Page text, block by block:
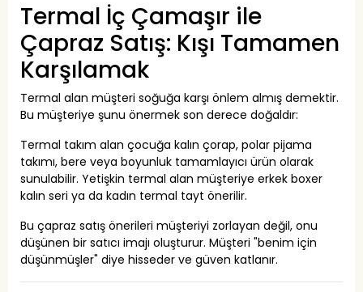
Termal İç Çamaşır ile
Çapraz Satış: Kışı Tamamen
Karşılamak
Termal alan müşteri soğuğa karşı önlem almış demektir.
Bu müşteriye şunu önermek son derece doğaldır:
Termal takım alan çocuğa kalın çorap, polar pijama
takımı, bere veya boyunluk tamamlayıcı ürün olarak
sunulabilir. Yetişkin termal alan müşteriye erkek boxer
kalın seri ya da kadın termal tayt önerilir.
Bu çapraz satış önerileri müşteriyi zorlayan değil, onu
düşünen bir satıcı imajı oluşturur. Müşteri "benim için
düşünmüşler" diye hisseder ve güven katlanır.